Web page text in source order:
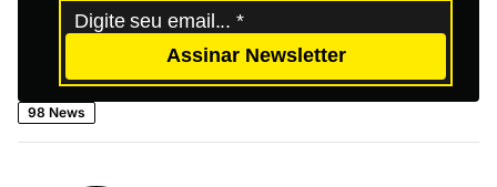
Assinar Newsletter
98 News